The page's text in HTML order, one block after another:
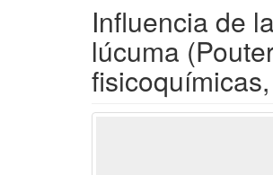
Influencia de
lúcuma